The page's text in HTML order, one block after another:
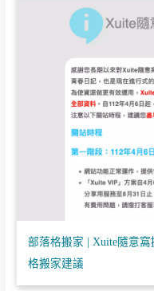
部落格搬家 | Xuite隨意窩
格搬家建議